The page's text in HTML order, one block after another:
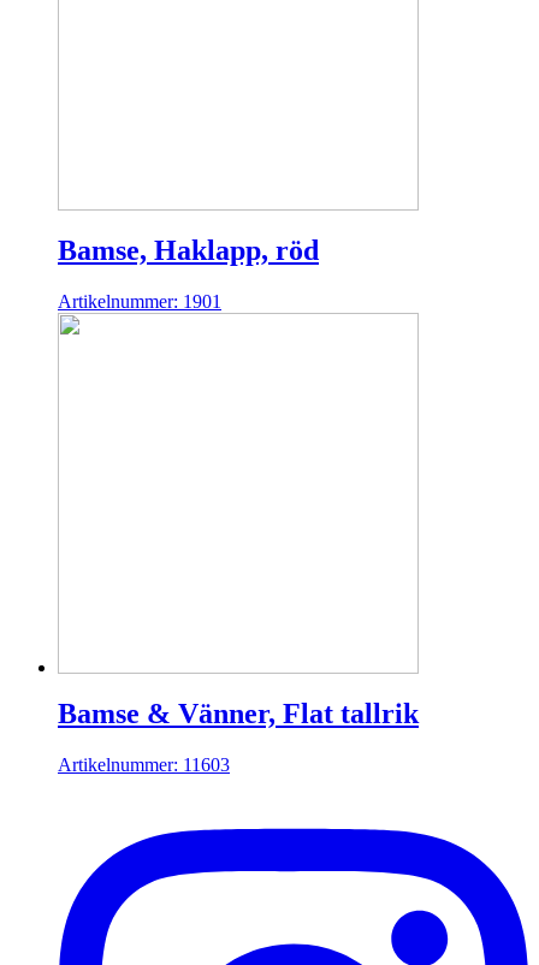
Bamse, Haklapp, röd
Artikelnummer: 1901
Bamse & Vänner, Flat tallrik
Artikelnummer: 11603